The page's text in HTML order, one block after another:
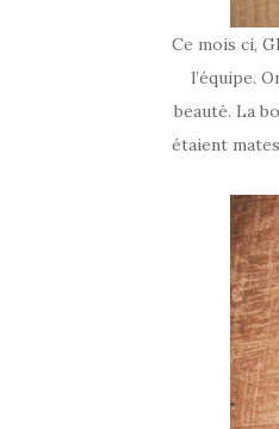
Ce mois ci,
l’équipe.
beauté. La
étaient